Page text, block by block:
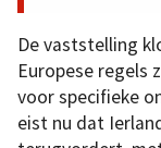
De vaststelling
Europese regels
voor specifieke
eist nu dat